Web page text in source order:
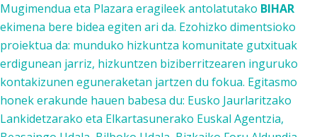
Mugimendua eta Plazara eragileek antolatutako BIHAR
ekimena bere bidea egiten ari da. Ezohizko dimentsioko
proiektua da: munduko hizkuntza komunitate gutxituak
erdigunean jarriz, hizkuntzen biziberritzearen inguruko
kontakizunen eguneraketan jartzen du fokua. Egitasmo
honek erakunde hauen babesa du: Eusko Jaurlaritzako
Lankidetzarako eta Elkartasunerako Euskal Agentzia,